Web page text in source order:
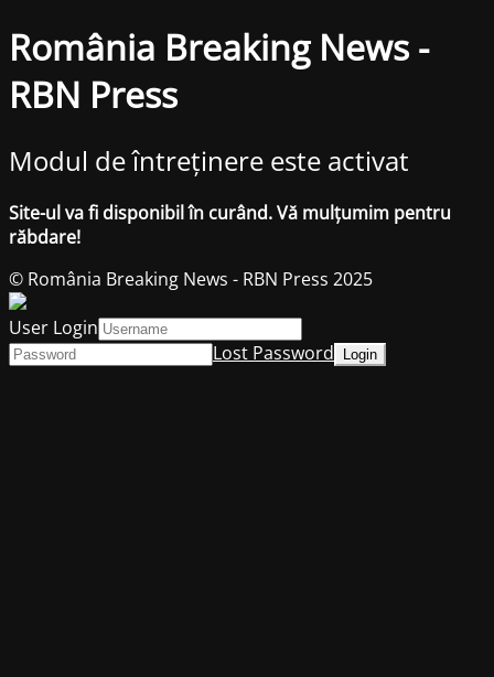
România Breaking News -
RBN Press
Modul de întreținere este activat
Site-ul va fi disponibil în curând. Vă mulțumim pentru
răbdare!
© România Breaking News - RBN Press 2025
User Login
Lost Password